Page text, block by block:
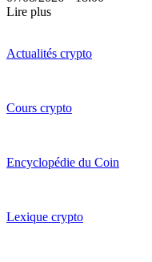
Lire plus
Actualités crypto
Cours crypto
Encyclopédie du Coin
Lexique crypto